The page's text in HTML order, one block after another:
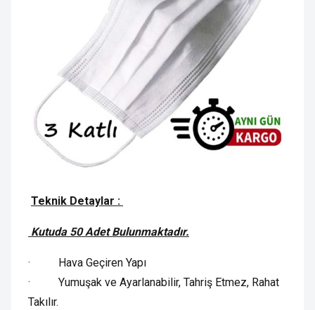
Teknik Detaylar :
Kutuda 50 Adet Bulunmaktadır.
· Hava Geçiren Yapı
· Yumuşak ve Ayarlanabilir, Tahriş Etmez, Rahat
Takılır.